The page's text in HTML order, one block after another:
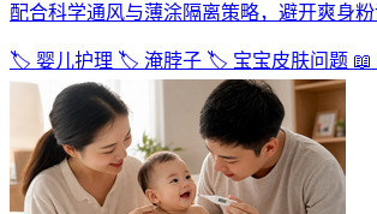
配合科学通风与薄涂隔离策略，避开爽身
🏷️ 婴儿护理 🏷️ 淹脖子 🏷️ 宝宝皮肤问题 📖